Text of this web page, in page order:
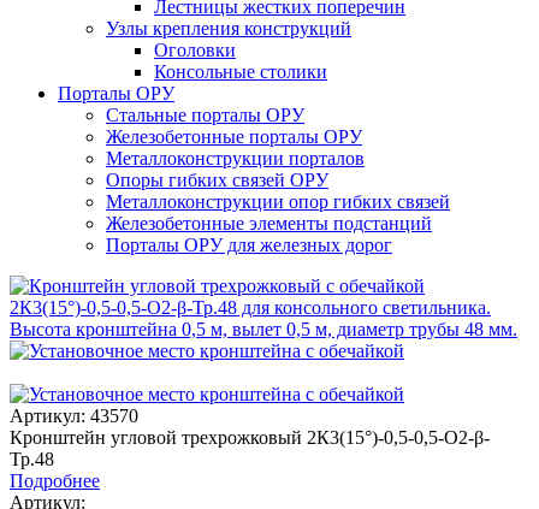
Лестницы жестких поперечин
Узлы крепления конструкций
Оголовки
Консольные столики
Порталы ОРУ
Стальные порталы ОРУ
Железобетонные порталы ОРУ
Металлоконструкции порталов
Опоры гибких связей ОРУ
Металлоконструкции опор гибких связей
Железобетонные элементы подстанций
Порталы ОРУ для железных дорог
Артикул: 43570
Кронштейн угловой трехрожковый 2К3(15°)-0,5-0,5-О2-β-
Тр.48
Подробнее
Артикул: